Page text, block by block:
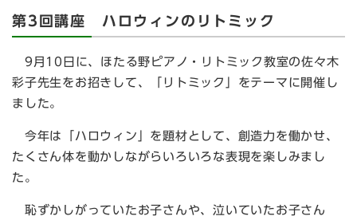
第3回講座 ハロウィンのリトミック
9月10日に、ほたる野ピアノ・リトミック教室の佐々木
彩子先生をお招きして、「リトミック」をテーマに開催し
ました。
今年は「ハロウィン」を題材として、創造力を働かせ、
たくさん体を動かしながらいろいろな表現を楽しみまし
た。
恥ずかしがっていたお子さんや、泣いていたお子さん